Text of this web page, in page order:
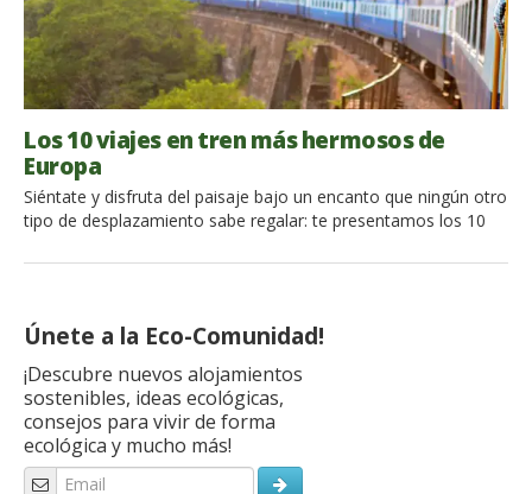
Únete a la Eco-Comunidad!
¡Descubre nuevos alojamientos
sostenibles, ideas ecológicas,
consejos para vivir de forma
ecológica y mucho más!
Los 10 viajes en tren más hermosos de
Europa
Siéntate y disfruta del paisaje bajo un encanto que ningún otro
tipo de desplazamiento sabe regalar: te presentamos los 10
comodidad y velocidad para nuestros viajes escogemos el